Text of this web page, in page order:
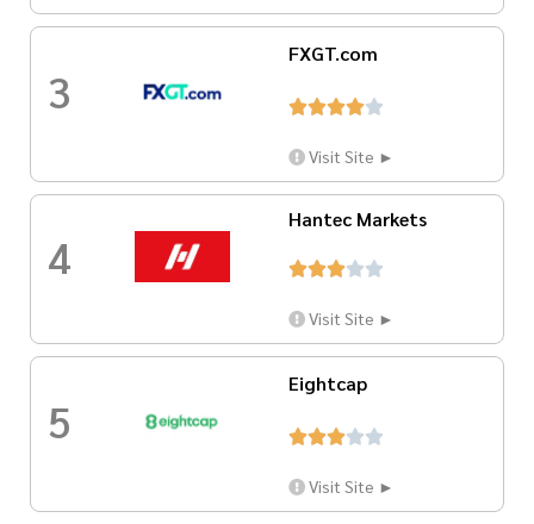
3
FXGT.com

Visit Site ►
4
Hantec Markets

Visit Site ►
5
Eightcap

Visit Site ►